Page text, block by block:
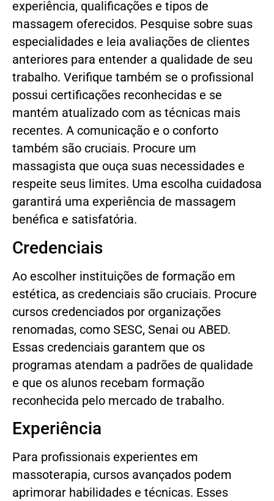
experiência, qualificações e tipos de
massagem oferecidos. Pesquise sobre suas
especialidades e leia avaliações de clientes
anteriores para entender a qualidade de seu
trabalho. Verifique também se o profissional
possui certificações reconhecidas e se
mantém atualizado com as técnicas mais
recentes. A comunicação e o conforto
também são cruciais. Procure um
massagista que ouça suas necessidades e
respeite seus limites. Uma escolha cuidadosa
garantirá uma experiência de massagem
benéfica e satisfatória.
Credenciais
Ao escolher instituições de formação em
estética, as credenciais são cruciais. Procure
cursos credenciados por organizações
renomadas, como SESC, Senai ou ABED.
Essas credenciais garantem que os
programas atendam a padrões de qualidade
e que os alunos recebam formação
reconhecida pelo mercado de trabalho.
Experiência
Para profissionais experientes em
massoterapia, cursos avançados podem
aprimorar habilidades e técnicas. Esses